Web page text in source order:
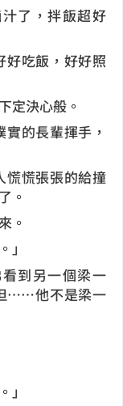
了，拌飯超好
吃飯，好好照
決心般。
的長輩揮手，
慌張張的給撞
。
。
到另一個梁一
……他不是梁一